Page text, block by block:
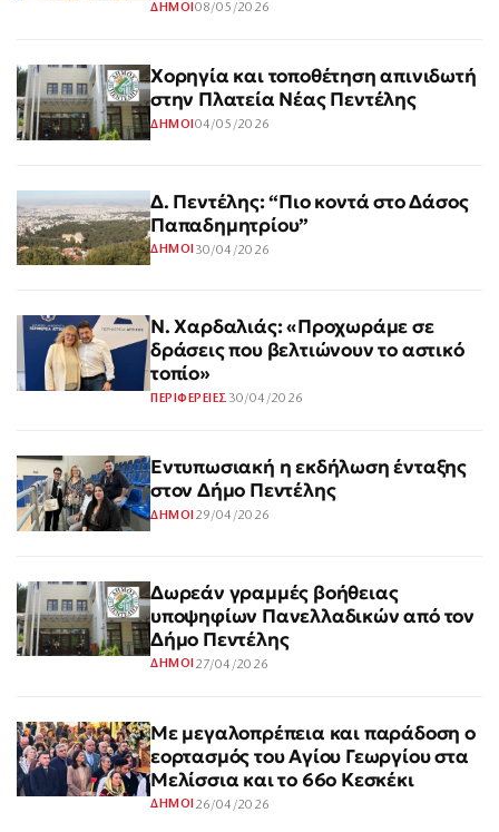
ΔΗΜΟΙ 08/05/2026
Χορηγία και τοποθέτηση απινιδωτή
στην Πλατεία Νέας Πεντέλης
ΔΗΜΟΙ 04/05/2026
Δ. Πεντέλης: “Πιο κοντά στο Δάσος
Παπαδημητρίου”
ΔΗΜΟΙ 30/04/2026
Ν. Χαρδαλιάς: «Προχωράμε σε
δράσεις που βελτιώνουν το αστικό
τοπίο»
ΠΕΡΙΦΕΡΕΙΕΣ 30/04/2026
Εντυπωσιακή η εκδήλωση ένταξης
στον Δήμο Πεντέλης
ΔΗΜΟΙ 29/04/2026
Δωρεάν γραμμές βοήθειας
υποψηφίων Πανελλαδικών από τον
Δήμο Πεντέλης
ΔΗΜΟΙ27/04/2026
Με μεγαλοπρέπεια και παράδοση ο
εορτασμός του Αγίου Γεωργίου στα
Μελίσσια και το 66ο Κεσκέκι
ΔΗΜΟΙ26/04/2026